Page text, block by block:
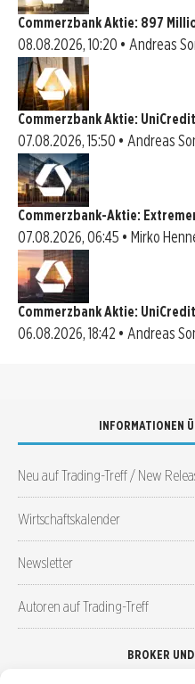
Commerzbank Aktie: 897
08.08.2026, 10:20 • Andreas
Commerzbank Aktie:
07.08.2026, 15:50 • Andreas
Commerzbank-Aktie:
07.08.2026, 06:45 • Mirko
Commerzbank Aktie:
06.08.2026, 18:42 • Andreas
INFORMATIONEN
Neu auf Trading-Treff / New
Wirtschaftskalender
Newsletter
Autoren auf Trading-Treff
BROKER